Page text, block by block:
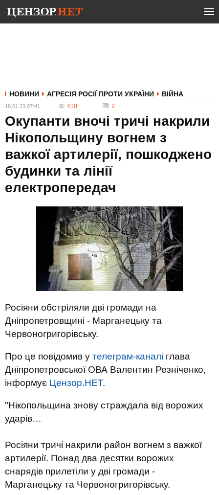
НОВИНИ АГРЕСІЯ РОСІЇ ПРОТИ УКРАЇНИ ВІЙНА
18.01.23 07:41 410 2
Окупанти вночі тричі накрили
Нікопольщину вогнем з
важкої артилерії, пошкоджено
будинки та лінії
електропередач
Росіяни обстріляли дві громади на
Дніпропетровщині - Марганецьку та
Червоногригорівську.
Про це повідомив у телеграм-каналі глава
Дніпропетровської ОВА Валентин Резніченко,
інформує Цензор.НЕТ.
"Нікопольщина знову страждала від ворожих
ударів…
Росіяни тричі накрили район вогнем з важкої
артилерії. Понад два десятки ворожих
снарядів прилетіли у дві громади -
Марганецьку та Червоногригорівську.